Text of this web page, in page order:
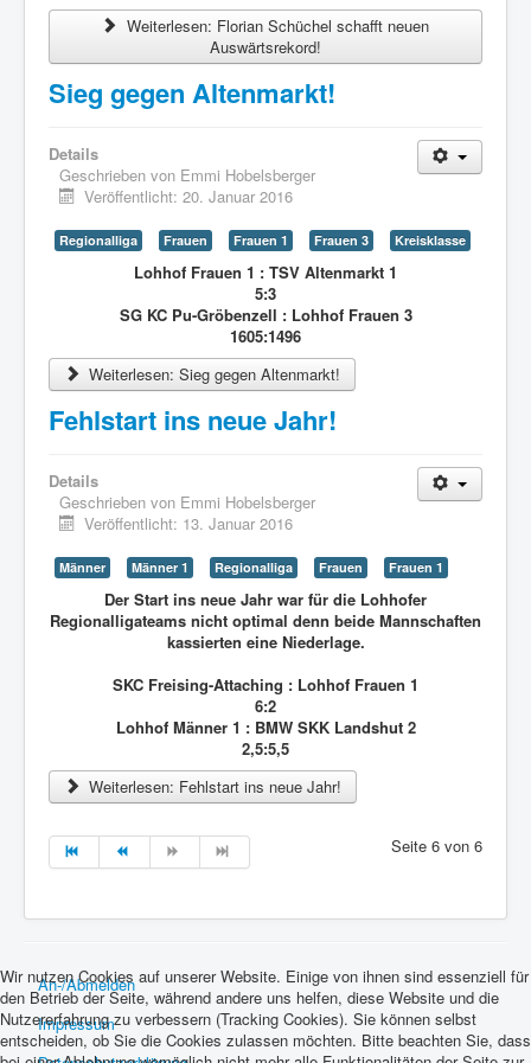
Weiterlesen: Florian Schüchel schafft neuen
Auswärtsrekord!
Sieg gegen Altenmarkt!
Details
Geschrieben von Emmi Hobelsberger
Veröffentlicht: 20. Januar 2016
Regionalliga Frauen Frauen 1 Frauen 3 Kreisklasse
Lohhof Frauen 1 : TSV Altenmarkt 1
5:3
SG KC Pu-Gröbenzell : Lohhof Frauen 3
1605:1496
Weiterlesen: Sieg gegen Altenmarkt!
Fehlstart ins neue Jahr!
Details
Geschrieben von Emmi Hobelsberger
Veröffentlicht: 13. Januar 2016
Männer Männer 1 Regionalliga Frauen Frauen 1
Der Start ins neue Jahr war für die Lohhofer
Regionalligateams nicht optimal denn beide Mannschaften
kassierten eine Niederlage.
SKC Freising-Attaching : Lohhof Frauen 1
6:2
Lohhof Männer 1 : BMW SKK Landshut 2
2,5:5,5
Weiterlesen: Fehlstart ins neue Jahr!
Seite 6 von 6
An-/Abmelden
Impressum
Wir nutzen Cookies auf unserer Website. Einige von ihnen sind essenziell für
den Betrieb der Seite, während andere uns helfen, diese Website und die
Nutzererfahrung zu verbessern (Tracking Cookies). Sie können selbst
entscheiden, ob Sie die Cookies zulassen möchten. Bitte beachten Sie, dass